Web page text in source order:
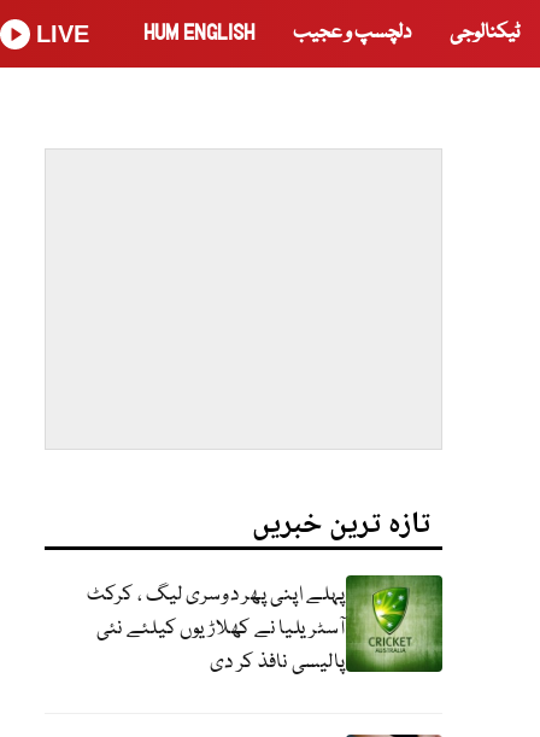
ٹیکنالوجی دلچسپ و عجیب HUM ENGLISH
LIVE
تازہ ترین خبریں
پہلے اپنی پھر دوسری لیگ ، کرکٹ
آسٹریلیا نے کھلاڑیوں کیلئے نئی
پالیسی نافذ کر دی